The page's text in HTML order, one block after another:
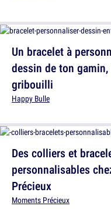
Un bracelet à
dessin de ton
gribouilli
Happy Bulle
Des colliers et
personnalisables
Précieux
Moments Précieux